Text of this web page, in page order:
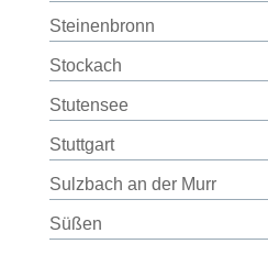
Steinenbronn
Stockach
Stutensee
Stuttgart
Sulzbach an der Murr
Süßen